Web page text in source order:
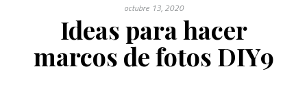
octubre 13, 2020
Ideas para hacer
marcos de fotos DIY9